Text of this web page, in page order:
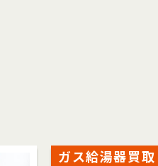
ガス給湯器買取